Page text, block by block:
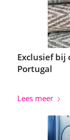
Exclusief
Portugal
Lees meer